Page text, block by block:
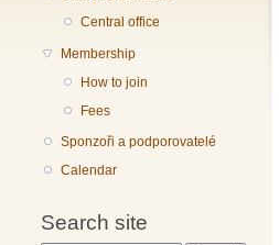
Central office
Membership
How to join
Fees
Sponzoři a podporovatelé
Calendar
Search site